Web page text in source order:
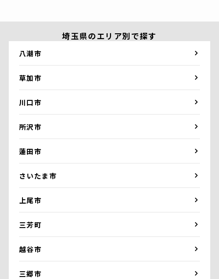
埼玉県のエリア別で探す
八潮市
草加市
川口市
所沢市
蓮田市
さいたま市
上尾市
三芳町
越谷市
三郷市